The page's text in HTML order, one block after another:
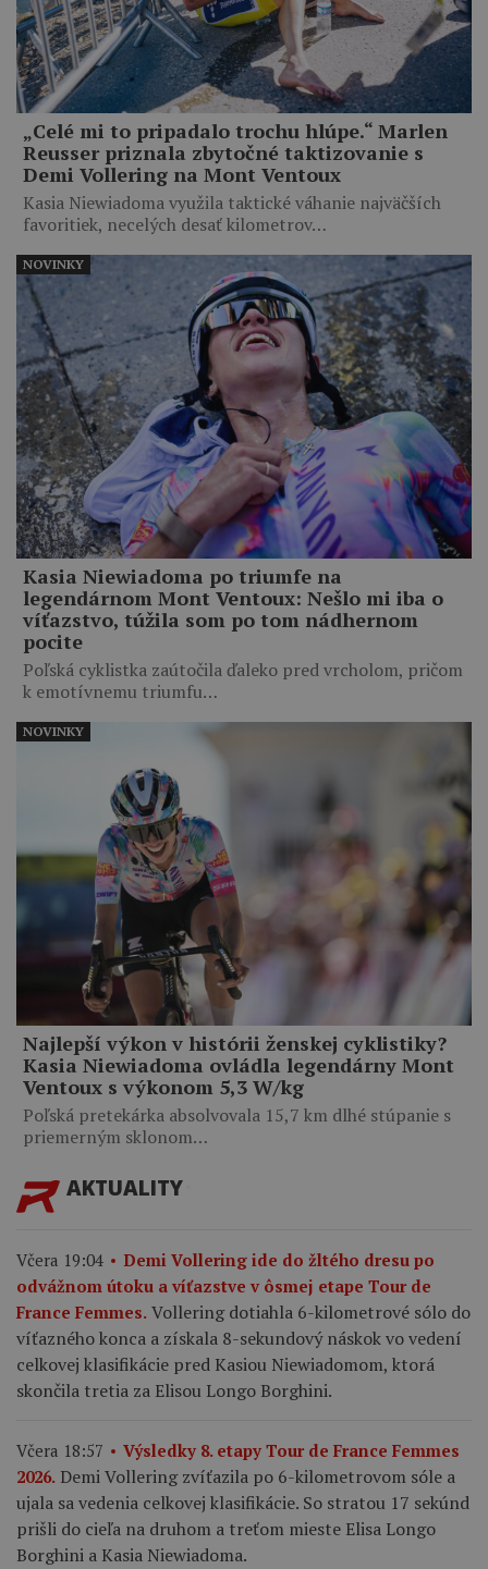
„Celé mi to pripadalo trochu hlúpe.“ Marlen
Reusser priznala zbytočné taktizovanie s
Demi Vollering na Mont Ventoux
Kasia Niewiadoma využila taktické váhanie najväčších
favoritiek, necelých desať kilometrov…
Kasia Niewiadoma po triumfe na
legendárnom Mont Ventoux: Nešlo mi iba o
víťazstvo, túžila som po tom nádhernom
pocite
Poľská cyklistka zaútočila ďaleko pred vrcholom, pričom
k emotívnemu triumfu…
NOVINKY
Najlepší výkon v histórii ženskej cyklistiky?
Kasia Niewiadoma ovládla legendárny Mont
Ventoux s výkonom 5,3 W/kg
Poľská pretekárka absolvovala 15,7 km dlhé stúpanie s
priemerným sklonom…
NOVINKY
AKTUALITY
Včera 19:04
Demi Vollering ide do žltého dresu po
odvážnom útoku a víťazstve v ôsmej etape Tour de
France Femmes. Vollering dotiahla 6-kilometrové sólo do
víťazného konca a získala 8-sekundový náskok vo vedení
celkovej klasifikácie pred Kasiou Niewiadomom, ktorá
skončila tretia za Elisou Longo Borghini.
Včera 18:57
Výsledky 8. etapy Tour de France Femmes
2026. Demi Vollering zvíťazila po 6-kilometrovom sóle a
ujala sa vedenia celkovej klasifikácie. So stratou 17 sekúnd
prišli do cieľa na druhom a treťom mieste Elisa Longo
Borghini a Kasia Niewiadoma.